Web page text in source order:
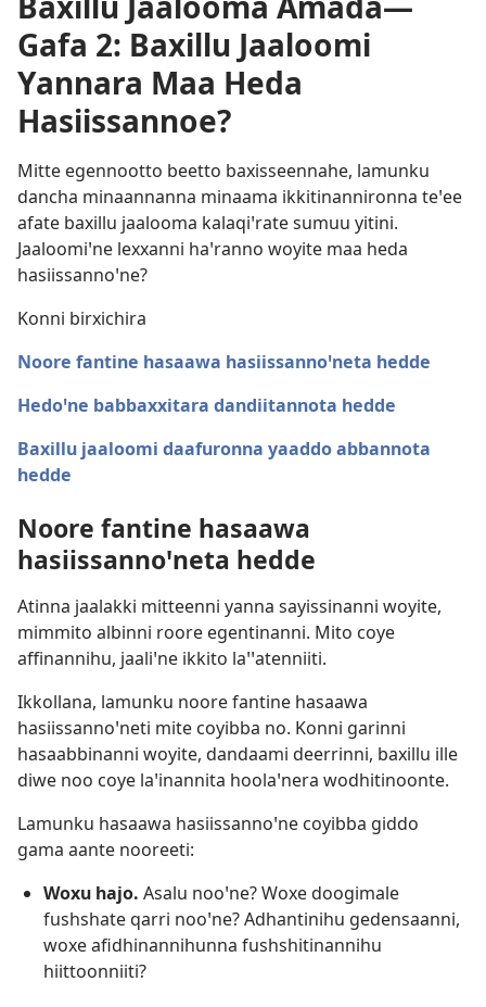
Gafa 2: Baxillu Jaaloomi
Yannara Maa Heda
Hasiissannoe?
Mitte egennootto beetto baxisseennahe, lamunku
dancha minaannanna minaama ikkitinannironna teꞌee
afate baxillu jaalooma kalaqiꞌrate sumuu yitini.
Jaaloomiꞌne lexxanni haꞌranno woyite maa heda
hasiissannoꞌne?
Konni birxichira
Noore fantine hasaawa hasiissannoꞌneta hedde
Hedoꞌne babbaxxitara dandiitannota hedde
Baxillu jaaloomi daafuronna yaaddo abbannota
hedde
Noore fantine hasaawa
hasiissannoꞌneta hedde
Atinna jaalakki mitteenni yanna sayissinanni woyite,
mimmito albinni roore egentinanni. Mito coye
affinannihu, jaaliꞌne ikkito laꞌꞌatenniiti.
Ikkollana, lamunku noore fantine hasaawa
hasiissannoꞌneti mite coyibba no. Konni garinni
hasaabbinanni woyite, dandaami deerrinni, baxillu ille
diwe noo coye laꞌinannita hoolaꞌnera wodhitinoonte.
Lamunku hasaawa hasiissannoꞌne coyibba giddo
gama aante nooreeti:
Woxu hajo. Asalu nooꞌne? Woxe doogimale
fushshate qarri nooꞌne? Adhantinihu gedensaanni,
woxe afidhinannihunna fushshitinannihu
hiittoonniiti?